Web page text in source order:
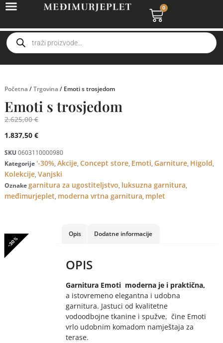
0
Početna /Trgovina / Emoti s trosjedom
Emoti s trosjedom
2.625,00€
1.837,50 €
SKU 0603110000980
Kategorije '-30%, Akcije, Concept store, Emoti, Garniture, Higold,
Kolekcije, Vanjski
Oznakegarnitura za ugostiteljstvo, luksuzna garnitura,
međimurjeplet, moderna vrtna garnitura, mplet
-30%
Opis Dodatne informacije
OPIS
Garnitura Emoti moderna je i praktična,
a istovremeno elegantna i udobna
garnitura. Jastuci od kvalitetne
vodoodbojne tkanine i spužve, čine Emoti
vrlo udobnim komadom namještaja za
terase.